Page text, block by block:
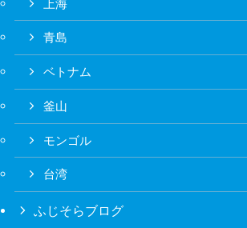
上海
青島
ベトナム
釜山
モンゴル
台湾
ふじそらブログ